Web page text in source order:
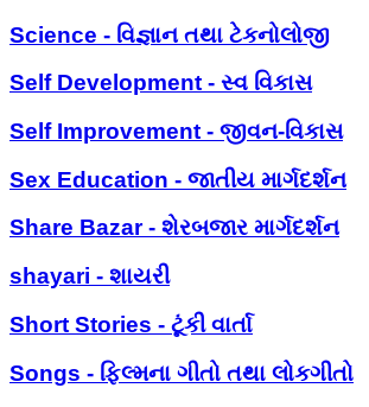
Science - વિજ્ઞાન તથા ટેકનોલોજી
Self Development - સ્વ વિકાસ
Self Improvement - જીવન-વિકાસ
Sex Education - જાતીય માર્ગદર્શન
Share Bazar - શેરબજાર માર્ગદર્શન
shayari - શાયરી
Short Stories - ટૂંકી વાર્તા
Songs - ફિલ્મના ગીતો તથા લોકગીતો